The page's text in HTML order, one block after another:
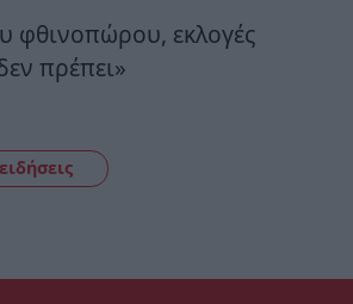
φθινοπώρου, εκλογές
πρέπει»